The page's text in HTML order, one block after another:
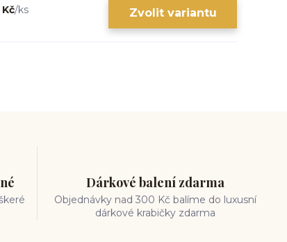
/ks Zvolit variantu
Dárkové balení zdarma
Objednávky nad 300 Kč balíme do luxusní
dárkové krabičky zdarma